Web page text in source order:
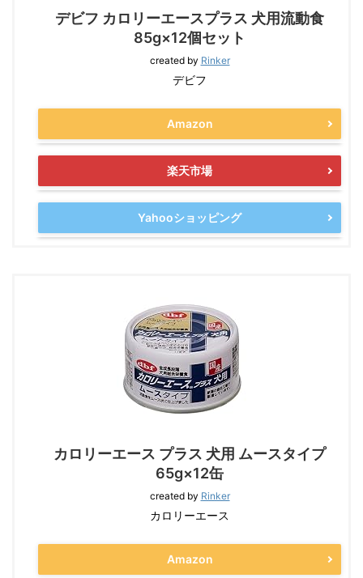
デビフ カロリーエースプラス 犬用流動食
85g×12個セット
created by Rinker
デビフ
Amazon
楽天市場
Yahooショッピング
カロリーエース プラス 犬用 ムースタイプ
65g×12缶
created by Rinker
カロリーエース
Amazon